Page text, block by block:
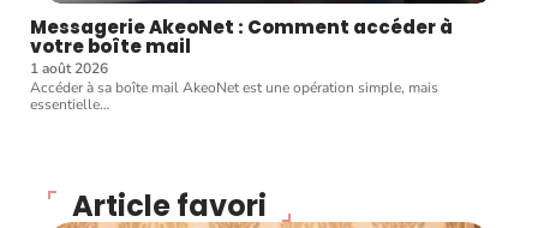
Messagerie AkeoNet : Comment accéder à
votre boîte mail
1 août 2026
Accéder à sa boîte mail AkeoNet est une opération simple, mais
essentielle…
Article favori